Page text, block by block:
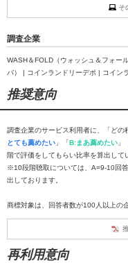
そ
調査企業
WASH＆FOLD（ウォッシュ＆フォー
バ） | コインランドリーデポ | コイン
推奨意向
調査企業のサービス利用者に、「ど
とても薦めたい 」「B:まあ薦めたい 」
階で評価をしてもらい比率を算出して
※10段階聴取については、A=9-10回
出しております。
商標対象は、回答者数が100人以上の
再利用意向